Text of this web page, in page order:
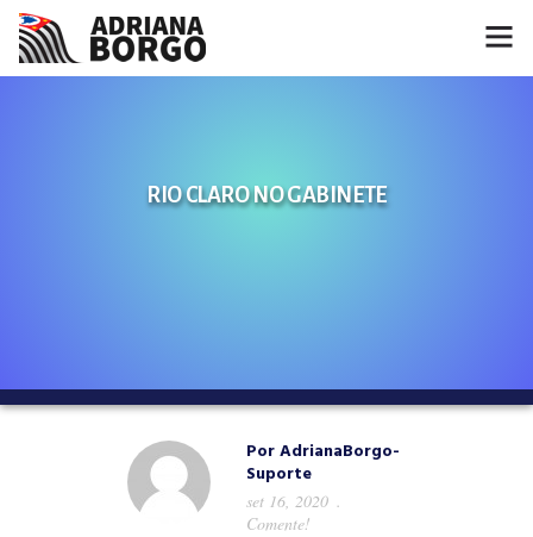
RIO CLARO NO GABINETE
PorAdrianaBorgo-
Suporte
set 16, 2020
Comente!